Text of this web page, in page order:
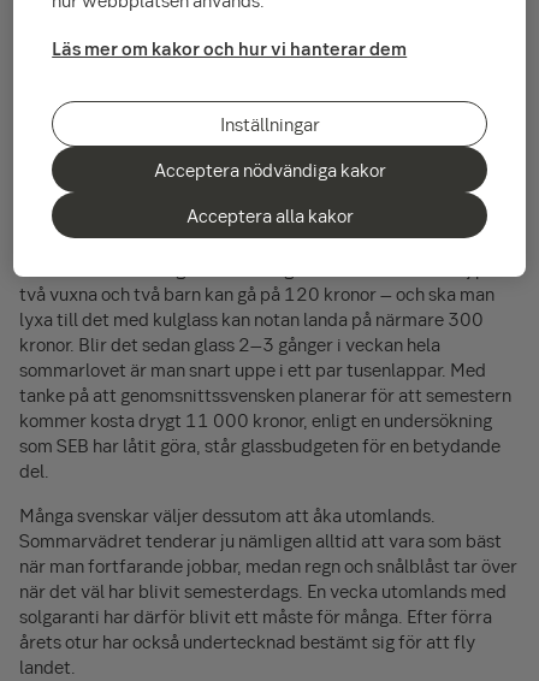
äntligen här! Och något som hör sommaren till är att svalka sig
glasstillverkarna blev jag varse häromdagen. Vad dyrt det har
blivit! En Daimstrut kostar 30 kronor, och har dessutom
krympt i storlek. När jag satt och njöt av glassen som jag ändå
köpte slog mig tanken; hur långt kommer semesterkassan att
räcka?
Semestrande kan bli ganska dyrt när det fylls med aktiviteter,
två vuxna och två barn kan gå på 120 kronor – och ska man
lyxa till det med kulglass kan notan landa på närmare 300
kronor. Blir det sedan glass 2–3 gånger i veckan hela
sommarlovet är man snart uppe i ett par tusenlappar. Med
tanke på att genomsnittssvensken planerar för att semestern
kommer kosta drygt 11 000 kronor, enligt en undersökning
som SEB har låtit göra, står glassbudgeten för en betydande
del.
Många svenskar väljer dessutom att åka utomlands.
Sommarvädret tenderar ju nämligen alltid att vara som bäst
när man fortfarande jobbar, medan regn och snålblåst tar över
när det väl har blivit semesterdags. En vecka utomlands med
solgaranti har därför blivit ett måste för många. Efter förra
årets otur har också undertecknad bestämt sig för att fly
landet.
Läs mer om kakor och hur vi hanterar dem
Inställningar
Acceptera nödvändiga kakor
Acceptera alla kakor